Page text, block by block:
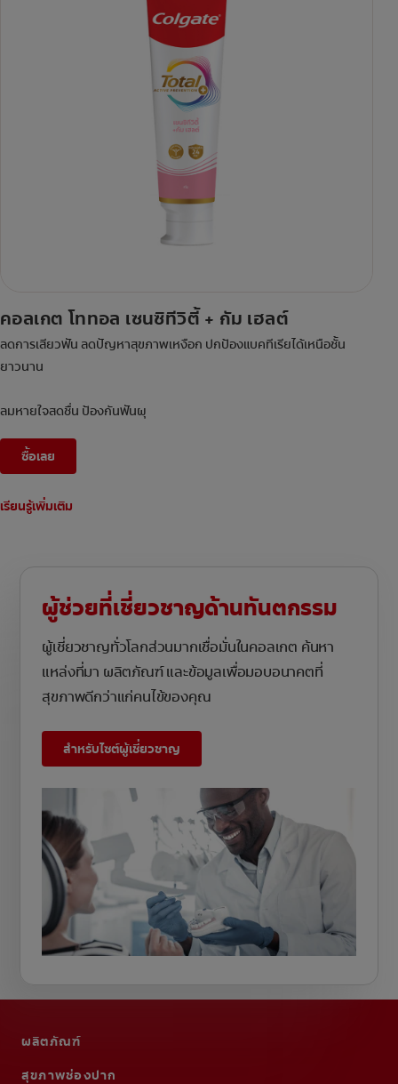
คอลเกต โททอล เซนซิทีวิตี้ + กัม เฮลต์
ลดการเสียวฟัน ลดปัญหาสุขภาพเหงือก ปกป้องแบคทีเรียได้เหนือชั้น
ยาวนาน
ลมหายใจสดชื่น ป้องกันฟันผุ
ซื้อเลย
เรียนรู้เพิ่มเติม
ผู้ช่วยที่เชี่ยวชาญด้านทันตกรรม
ผู้เชี่ยวชาญทั่วโลกส่วนมากเชื่อมั่นในคอลเกต ค้นหา
แหล่งที่มา ผลิตภัณฑ์ และข้อมูลเพื่อมอบอนาคตที่
สุขภาพดีกว่าแก่คนไข้ของคุณ
สำหรับไซต์ผู้เชี่ยวชาญ
ผลิตภัณฑ์
สุขภาพช่องปาก